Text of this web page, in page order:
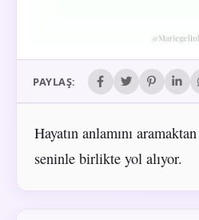
PAYLAŞ:
Hayatın anlamını
seninle birlikte yol alıyor.